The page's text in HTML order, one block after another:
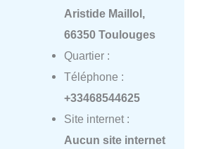
Aristide Maillol,
66350 Toulouges
Quartier :
Téléphone :
+33468544625
Site internet :
Aucun site internet